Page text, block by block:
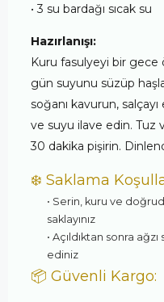
• 3 su bardağı sıcak su
Hazırlanışı:
Kuru fasulyeyi bir
gün suyunu süzüp
soğanı kavurun,
ve suyu ilave edin. Tuz
30 dakika pişirin.
❄️ Saklama
• Serin, kuru ve
saklayınız
• Açıldıktan sonra
ediniz
📦 Güvenli Kargo: